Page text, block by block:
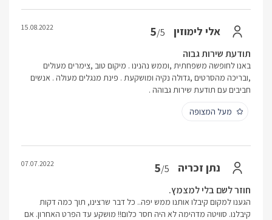
אלי לימוזין 5/5
15.08.2022
תודעת שירות גבוה
באנו לחופשה משפחתית ,וממש נהנינו . מיקום טוב ,צימרים מעולים
,ובריכה מהסרטים ,גדולה נקיה ומושקעת . פינת מנגלים מעולה . אנשים
חביבים עם תודעת שירות גבוהה .
מעל המצופה
נתן זכריה 5/5
07.07.2022
חוזר לשם בלי למצמץ.
הגענו למקום קיבלו אותנו ממש יפה.. כל דבר שרצינו, תוך כמה דקות
קיבלנו. סוויטה מדהימה לא היה חסר כלום!! מושקע עד הפרט האחרון. אם